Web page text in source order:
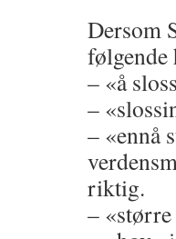
Dersom
følgende
– «å
–
– «ennå
riktig.
–